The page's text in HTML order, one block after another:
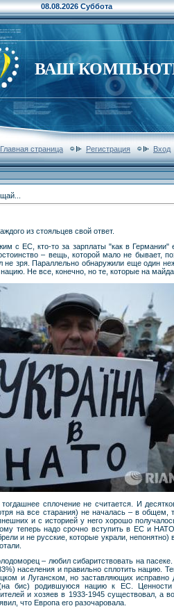
08.08.2026 Суббота
ВАШ
Главная страница Регистрация Вход
из стояльцев свой ответ.
с ЕС, кто-то за зарплаты "как в
– вещь, которой мало не бывает,
не зря. Параллельно обнаружили еще один
Не все, конечно, но те, которые на
сплочение не считается. И
на все старания) не началась – в общем,
и с историей у него хорошо
теперь надо срочно вступить в ЕС и
и не русские, которые украли, непонятно)
– любил сибаритствовать на
населения и правильно сплотить нацию.
и Луганском, но заставляющих
бис) родившуюся нацию к ЕС.
и хозяев в 1933-1945 существовал, а
что Европа его разочаровала.